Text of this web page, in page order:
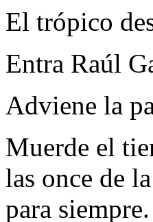
El trópico
Entra Raúl
Adviene la
Muerde el
las once de
para siempre.